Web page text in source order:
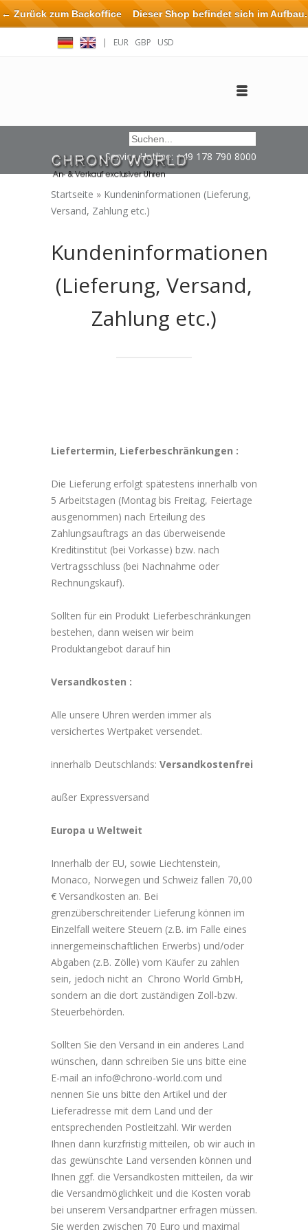
| EUR GBP USD
Service Hotline: +49 178 790 8000
Startseite » Kundeninformationen (Lieferung,
Versand, Zahlung etc.)
Kundeninformationen
(Lieferung, Versand,
Zahlung etc.)
Liefertermin, Lieferbeschränkungen :
Die Lieferung erfolgt spätestens innerhalb von
5 Arbeitstagen (Montag bis Freitag, Feiertage
ausgenommen) nach Erteilung des
Zahlungsauftrags an das überweisende
Kreditinstitut (bei Vorkasse) bzw. nach
Vertragsschluss (bei Nachnahme oder
Rechnungskauf).
Sollten für ein Produkt Lieferbeschränkungen
bestehen, dann weisen wir beim
Produktangebot darauf hin
Versandkosten :
Alle unsere Uhren werden immer als
versichertes Wertpaket versendet.
innerhalb Deutschlands: Versandkostenfrei
außer Expressversand
Europa u Weltweit
Innerhalb der EU, sowie Liechtenstein,
Monaco, Norwegen und Schweiz fallen 70,00
€ Versandkosten an. Bei
grenzüberschreitender Lieferung können im
Einzelfall weitere Steuern (z.B. im Falle eines
innergemeinschaftlichen Erwerbs) und/oder
Abgaben (z.B. Zölle) vom Käufer zu zahlen
sein, jedoch nicht an Chrono World GmbH,
sondern an die dort zuständigen Zoll-bzw.
Steuerbehörden.
Sollten Sie den Versand in ein anderes Land
wünschen, dann schreiben Sie uns bitte eine
E-mail an info@chrono-world.com und
nennen Sie uns bitte den Artikel und der
Lieferadresse mit dem Land und der
entsprechenden Postleitzahl. Wir werden
Ihnen dann kurzfristig mitteilen, ob wir auch in
das gewünschte Land versenden können und
Ihnen ggf. die Versandkosten mitteilen, da wir
die Versandmöglichkeit und die Kosten vorab
bei unserem Versandpartner erfragen müssen.
Sie werden zwischen 70 Euro und maximal
← Zurück zum BackofficeDieser Shop befindet sich im Aufbau.
Eventuell können nicht alle Bestellungen eingehalten oder erfüllt